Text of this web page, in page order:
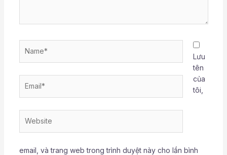
Lưu
tên
của
tôi,
email, và trang web trong trình duyệt này cho lần bình